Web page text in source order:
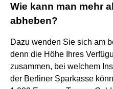
Wie kann man mehr
abheben?
Dazu wenden Sie sich am
denn die Höhe Ihres
zusammen, bei welchem
der Berliner Sparkasse